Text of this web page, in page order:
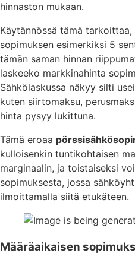
hinnaston mukaan.
Käytännössä tämä
sopimuksen esimerkiksi 5
tämän saman hinnan
laskeeko markkinahinta
Sähkölaskussa näkyy silti
kuten siirtomaksu,
hinta pysyy lukittuna.
Tämä eroaa
kulloisenkin tuntikohtaisen
marginaalin, ja toistaiseksi
sopimuksesta, jossa
ilmoittamalla siitä etukäteen.
Määräaikaisen